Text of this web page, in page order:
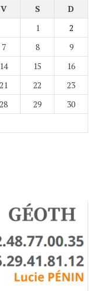
V S
D
1
2
7 8
9
14 15
16
21 22
23
28 29
30